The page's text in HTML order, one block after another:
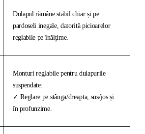
Dulapul rămâne stabil chiar și pe
pardoseli inegale, datorită picioarelor
reglabile pe înălțime.
Monturi reglabile pentru dulapurile
suspendate:
✓ Reglare pe stânga/dreapta, sus/jos și
în profunzime.